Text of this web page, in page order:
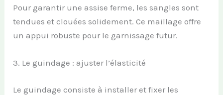
Pour garantir une assise ferme, les sangles sont
tendues et clouées solidement. Ce maillage offre
un appui robuste pour le garnissage futur.
3. Le guindage : ajuster l’élasticité
Le guindage consiste à installer et fixer les